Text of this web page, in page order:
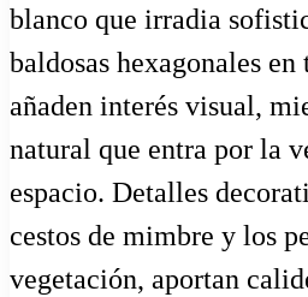
blanco que irradia
baldosas hexagonales en
añaden interés visual,
natural que entra por la
espacio. Detalles
cestos de mimbre y los
vegetación, aportan